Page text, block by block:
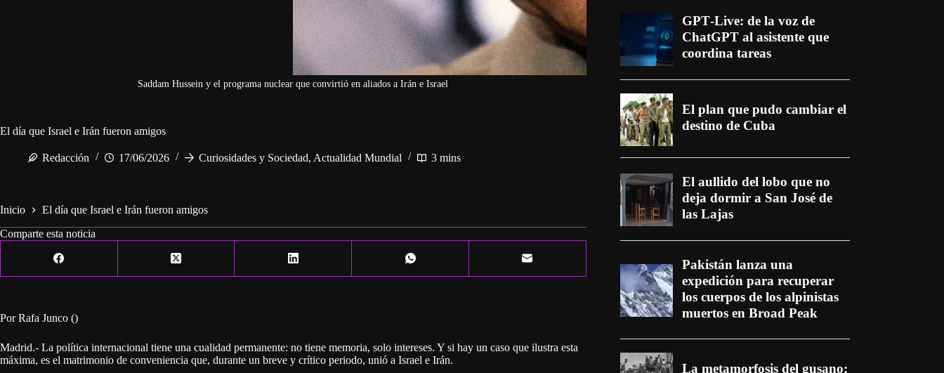
Saddam Hussein y el programa nuclear que convirtió en aliados a Irán e Israel
El día que Israel e Irán fueron amigos
Redacción 17/06/2026 Curiosidades y Sociedad, Actualidad Mundial 3 mins
Inicio
El día que Israel e Irán fueron amigos
Comparte esta noticia
Por Rafa Junco ()
Madrid.- La política internacional tiene una cualidad permanente: no tiene memoria, solo intereses. Y si hay un caso que ilustra esta
máxima, es el matrimonio de conveniencia que, durante un breve y crítico periodo, unió a Israel e Irán.